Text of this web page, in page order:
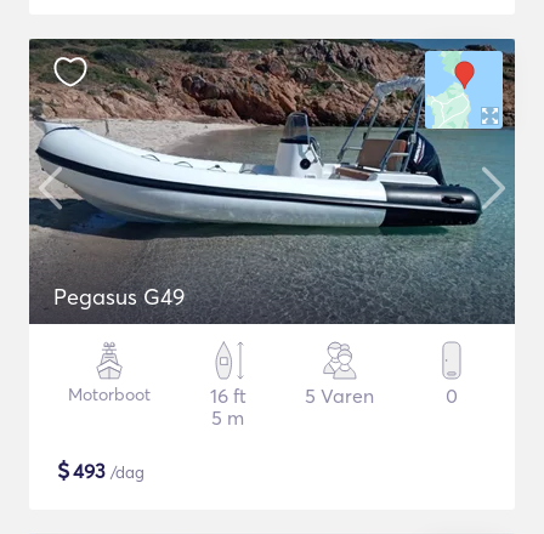
Pegasus G49
Motorboot
16 ft
5 m
5 Varen 0
$493 /dag